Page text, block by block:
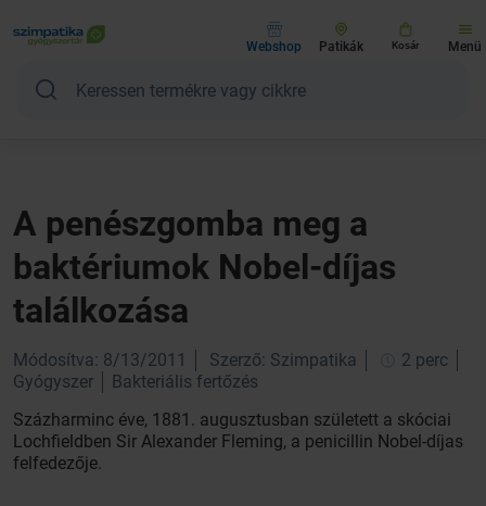
Webshop Patikák Kosár Menü
A penészgomba meg a
baktériumok Nobel-díjas
találkozása
Módosítva: 8/13/2011 Szerző: Szimpatika
2 perc
Gyógyszer
Bakteriális fertőzés
Százharminc éve, 1881. augusztusban született a skóciai
Lochfieldben Sir Alexander Fleming, a penicillin Nobel-díjas
felfedezője.